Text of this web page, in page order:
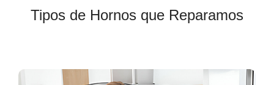
Tipos de Hornos que Reparamos